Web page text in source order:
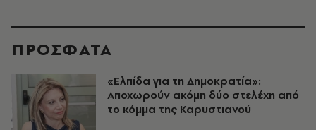
ΠΡΟΣΦΑΤΑ
«Ελπίδα για τη Δημοκρατία»:
Αποχωρούν ακόμη δύο στελέχη από
το κόμμα της Καρυστιανού